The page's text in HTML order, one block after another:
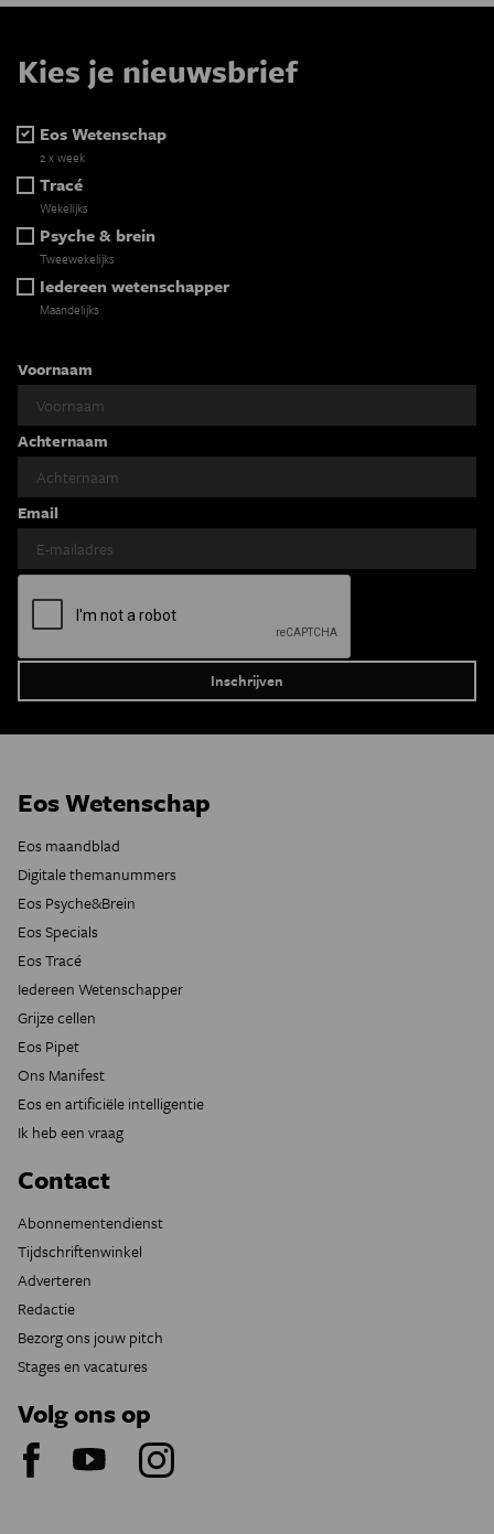
Kies je nieuwsbrief
Eos Wetenschap
2 x week
Tracé
Wekelijks
Psyche & brein
Tweewekelijks
Iedereen wetenschapper
Maandelijks
Voornaam
Achternaam
Email
Eos Wetenschap
Eos maandblad
Digitale themanummers
Eos Psyche&Brein
Eos Specials
Eos Tracé
Iedereen Wetenschapper
Grijze cellen
Eos Pipet
Ons Manifest
Eos en artificiële intelligentie
Ik heb een vraag
Contact
Abonnementendienst
Tijdschriftenwinkel
Adverteren
Redactie
Bezorg ons jouw pitch
Stages en vacatures
Volg ons op